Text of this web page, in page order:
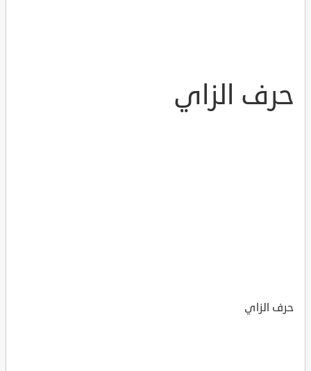
حرف الزاي
حرف الزاي